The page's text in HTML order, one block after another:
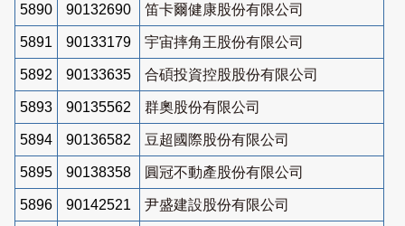
5890 90132690 笛卡爾健康股份有限公司
5891 90133179 宇宙摔角王股份有限公司
5892 90133635 合碩投資控股股份有限公司
5893 90135562 群奧股份有限公司
5894 90136582 豆超國際股份有限公司
5895 90138358 圓冠不動產股份有限公司
5896 90142521 尹盛建設股份有限公司